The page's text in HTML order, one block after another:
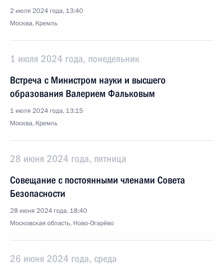
2 июля 2024 года, 13:40
Москва, Кремль
1 июля 2024 года, понедельник
Встреча с Министром науки и высшего
образования Валерием Фальковым
1 июля 2024 года, 13:15
Москва, Кремль
28 июня 2024 года, пятница
Совещание с постоянными членами Совета
Безопасности
28 июня 2024 года, 18:40
Московская область, Ново-Огарёво
26 июня 2024 года, среда